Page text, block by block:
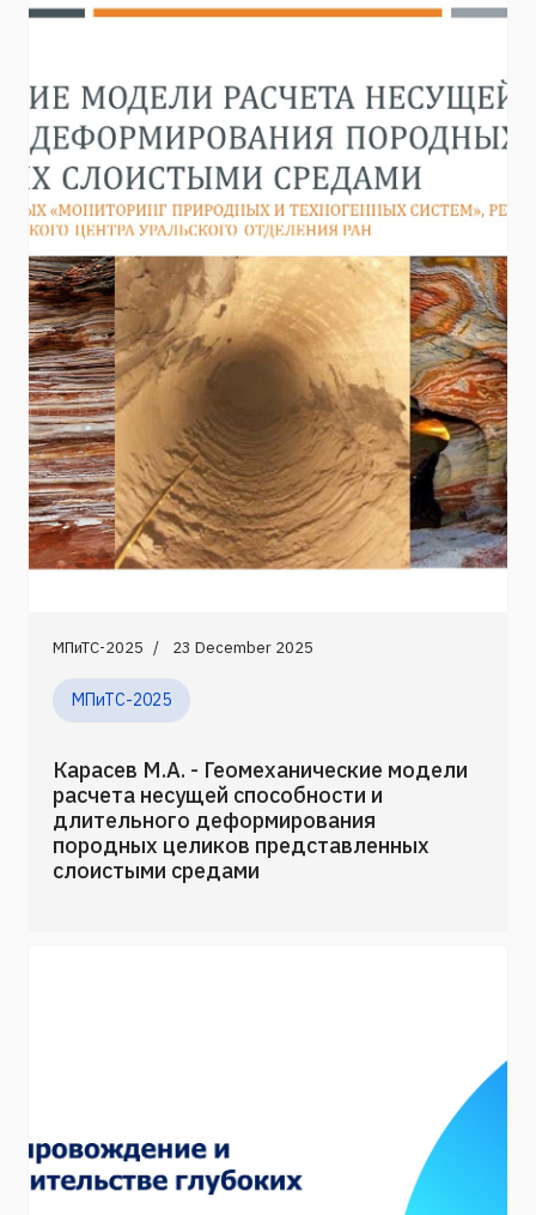
МПиТС-2025 23 December 2025
МПиТС-2025
Карасев М.А. - Геомеханические модели
расчета несущей способности и
длительного деформирования
породных целиков представленных
слоистыми средами